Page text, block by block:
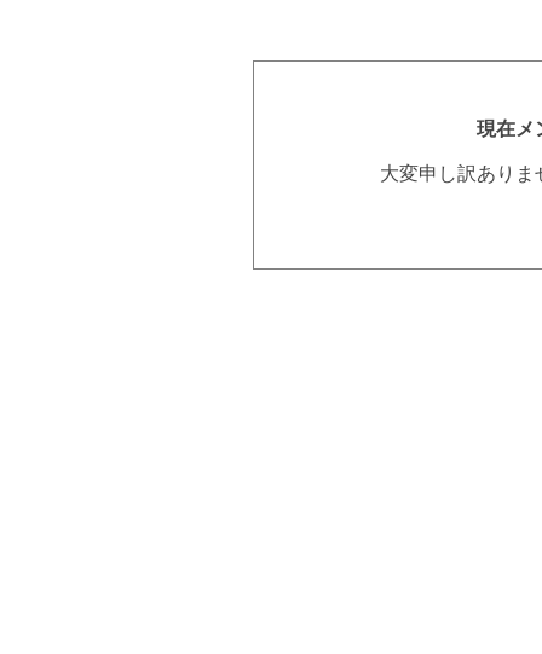
現在メ
大変申し訳あり